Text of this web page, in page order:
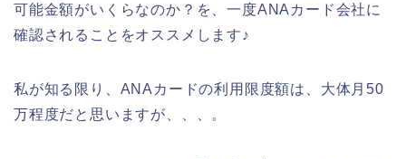
可能金額がいくらなのか？を、一度ANAカード会社に
確認されることをオススメします♪
私が知る限り、ANAカードの利用限度額は、大体月50
万程度だと思いますが、、、。